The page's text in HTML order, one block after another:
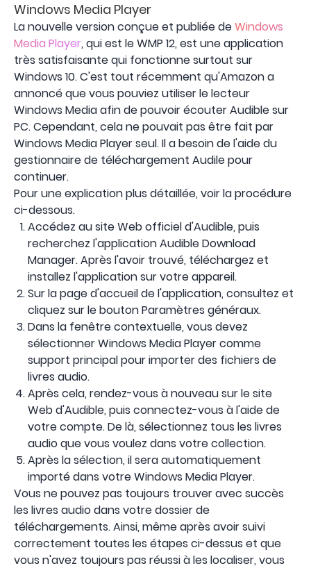
Windows Media Player
La nouvelle version conçue et publiée deWindows
Media Player, qui est le WMP 12, est une application
très satisfaisante qui fonctionne surtout sur
Windows 10. C'est tout récemment qu'Amazon a
annoncé que vous pouviez utiliser le lecteur
Windows Media afin de pouvoir écouter Audible sur
PC. Cependant, cela ne pouvait pas être fait par
Windows Media Player seul. Il a besoin de l'aide du
gestionnaire de téléchargement Audile pour
continuer.
Pour une explication plus détaillée, voir la procédure
ci-dessous.
Accédez au site Web officiel d'Audible, puis
recherchez l'application Audible Download
Manager. Après l'avoir trouvé, téléchargez et
installez l'application sur votre appareil.
Sur la page d'accueil de l'application, consultez et
cliquez sur le bouton Paramètres généraux.
Dans la fenêtre contextuelle, vous devez
sélectionner Windows Media Player comme
support principal pour importer des fichiers de
livres audio.
Après cela, rendez-vous à nouveau sur le site
Web d'Audible, puis connectez-vous à l'aide de
votre compte. De là, sélectionnez tous les livres
audio que vous voulez dans votre collection.
Après la sélection, il sera automatiquement
importé dans votre Windows Media Player.
Vous ne pouvez pas toujours trouver avec succès
les livres audio dans votre dossier de
téléchargements. Ainsi, même après avoir suivi
correctement toutes les étapes ci-dessus et que
vous n'avez toujours pas réussi à les localiser, vous